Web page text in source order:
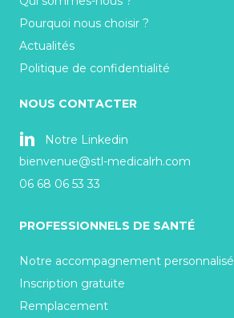
Pourquoi nous choisir ?
Actualités
Politique de confidentialité
NOUS CONTACTER
Notre Linkedin
bienvenue@stl-medicalrh.com
06 68 06 53 33
PROFESSIONNELS DE SANTÉ
Notre accompagnement personnalisé
Inscription gratuite
Remplacement